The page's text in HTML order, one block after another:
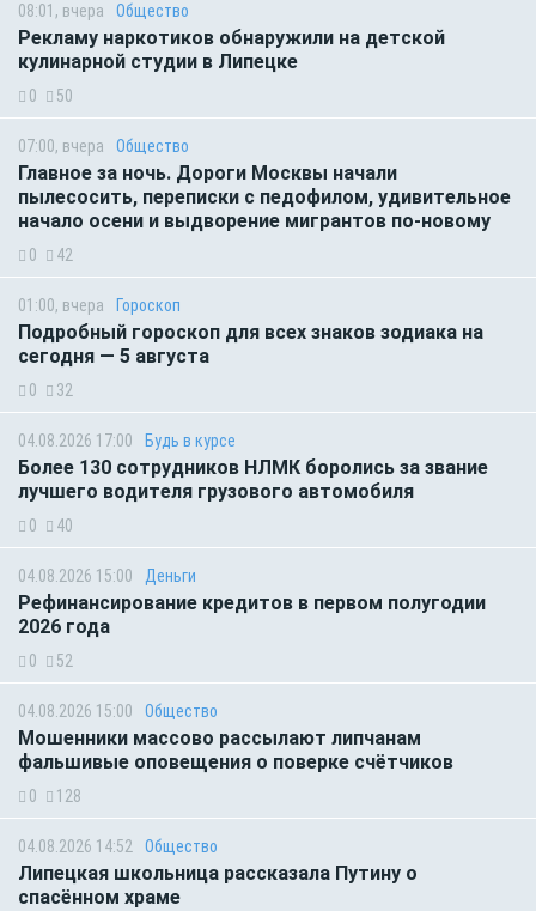
08:01, вчера Общество
Рекламу наркотиков обнаружили на детской
кулинарной студии в Липецке
0 50
07:00, вчера Общество
Главное за ночь. Дороги Москвы начали
пылесосить, переписки с педофилом, удивительное
начало осени и выдворение мигрантов по-новому
0 42
01:00, вчера Гороскоп
Подробный гороскоп для всех знаков зодиака на
сегодня — 5 августа
0 32
04.08.2026 17:00 Будь в курсе
Более 130 сотрудников НЛМК боролись за звание
лучшего водителя грузового автомобиля
0 40
04.08.2026 15:00 Деньги
Рефинансирование кредитов в первом полугодии
2026 года
0 52
04.08.2026 15:00 Общество
Мошенники массово рассылают липчанам
фальшивые оповещения о поверке счётчиков
0 128
04.08.2026 14:52 Общество
Липецкая школьница рассказала Путину о
спасённом храме